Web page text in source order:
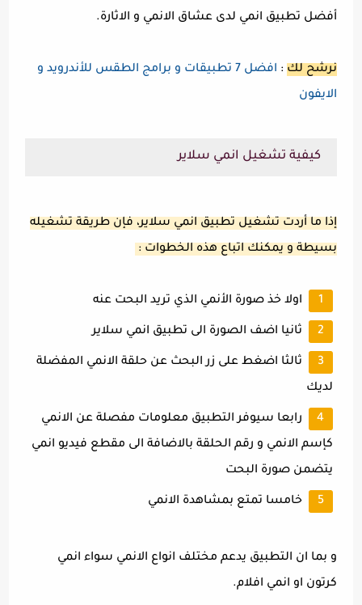
أفضل تطبيق انمي لدى عشاق الانمي و الاثارة.
نرشح لك :
افضل 7 تطبيقات و برامج الطقس للأندرويد و
الايفون
كيفية تشغيل انمي سلاير
إذا ما أردت تشغيل تطبيق انمي سلاير، فإن طريقة تشغيله
بسيطة و يمكنك اتباع هذه الخطوات :
اولا خذ صورة الأنمي الذي تريد البحت عنه
ثانيا اضف الصورة الى تطبيق انمي سلاير
ثالثا اضغط على زر البحث عن حلقة الانمي المفضلة
لديك
رابعا سيوفر التطبيق معلومات مفصلة عن الانمي
كإسم الانمي و رقم الحلقة بالاضافة الى مقطع فيديو انمي
يتضمن صورة البحت
خامسا تمتع بمشاهدة الانمي
و بما ان التطبيق يدعم مختلف انواع الانمي سواء انمي
كرتون او انمي افلام.